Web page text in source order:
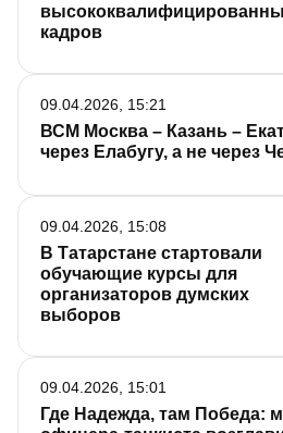
кадров
ВСМ Москва – Казань –
через Елабугу, а не через
09.04.2026, 15:21
В Татарстане стартовали
обучающие курсы для
организаторов думских
выборов
09.04.2026, 15:08
Где Надежда, там Победа:
09.04.2026, 15:01